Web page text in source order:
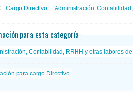
Cargo Directivo Administración,
para esta categoría
Contabilidad, RRHH y otras labores de
para cargo Directivo